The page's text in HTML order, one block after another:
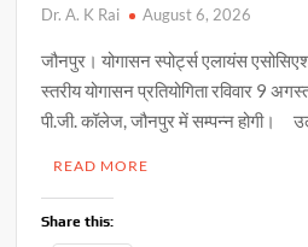
Dr. A. K Rai August 6, 2026
जौनपुर। योगासन स्पोर्ट्स एलायंस
स्तरीय योगासन प्रतियोगिता रविवार 9
पी.जी. कॉलेज, जौनपुर में सम्पन्न होगी।
READ MORE
Share this: